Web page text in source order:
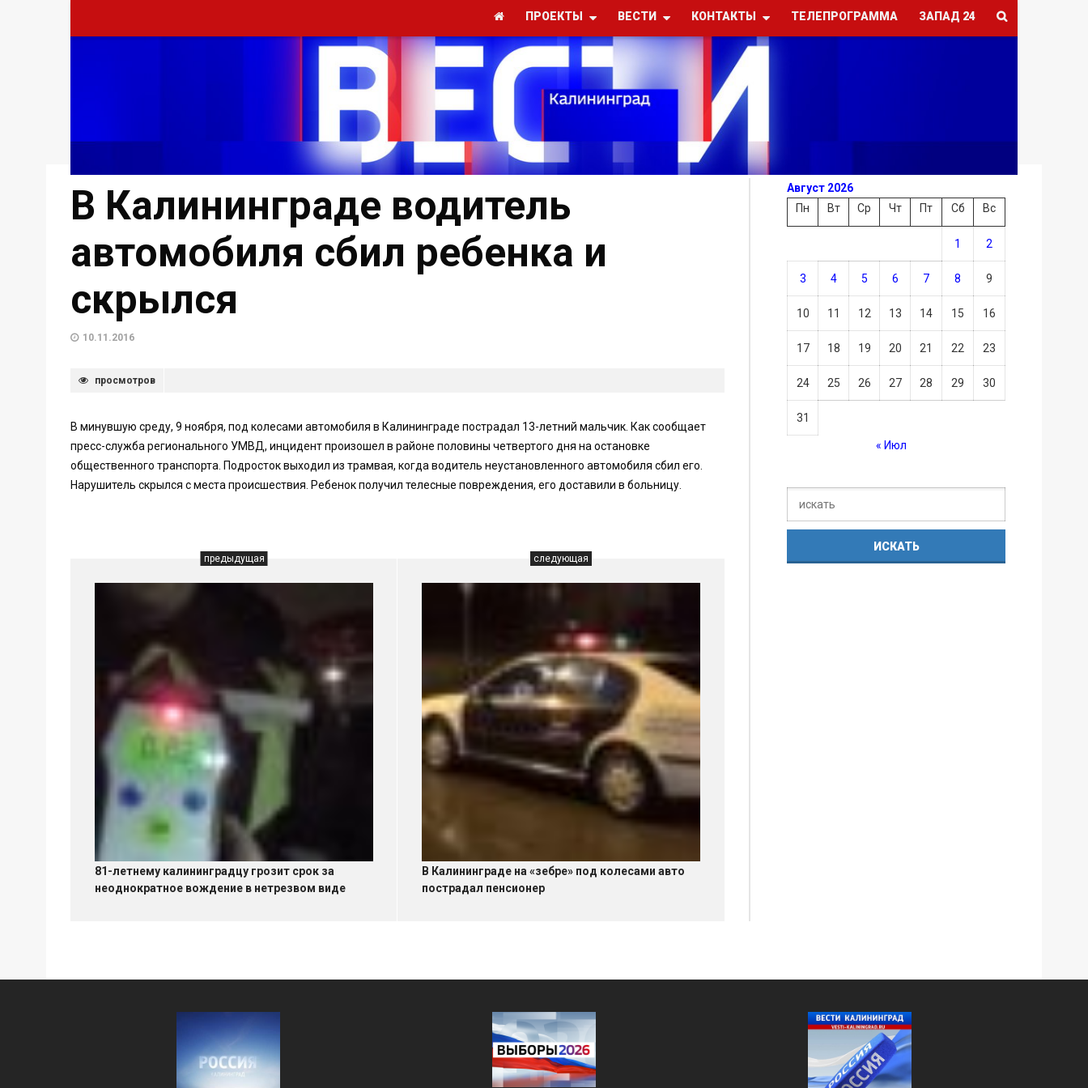
ПРОЕКТЫ ВЕСТИ КОНТАКТЫ ТЕЛЕПРОГРАММА ЗАПАД 24
В Калининграде водитель
автомобиля сбил ребенка и
скрылся
10.11.2016
просмотров
В минувшую среду, 9 ноября, под колесами автомобиля в Калининграде пострадал 13-летний мальчик. Как сообщает
пресс-служба регионального УМВД, инцидент произошел в районе половины четвертого дня на остановке
общественного транспорта. Подросток выходил из трамвая, когда водитель неустановленного автомобиля сбил его.
Нарушитель скрылся с места происшествия. Ребенок получил телесные повреждения, его доставили в больницу.
предыдущая
81-летнему калининградцу грозит срок за
неоднократное вождение в нетрезвом виде
следующая
В Калининграде на «зебре» под колесами авто
пострадал пенсионер
Август 2026
Пн
Вт Ср Чт Пт Сб Вс
1 2
3 4 5 6 7 8 9
10 11 12 13 14 15 16
17 18 19 20 21 22 23
24 25 26 27 28 29 30
31
« Июл